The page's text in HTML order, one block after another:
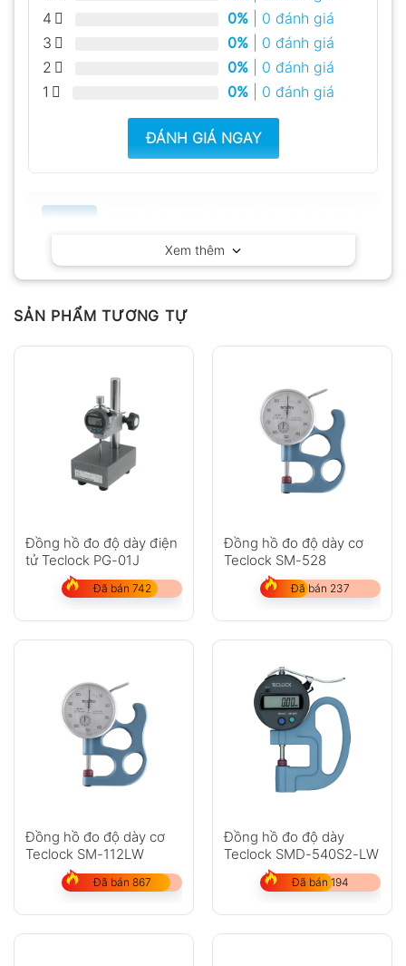
4
0% | 0 đánh giá
3
0% | 0 đánh giá
2
0% | 0 đánh giá
1
0% | 0 đánh giá
ĐÁNH GIÁ NGAY
Có ảnh
Chưa có đánh giá nào.
Anh
Xem thêm
SẢN PHẨM TƯƠNG TỰ
Đồng hồ đo độ dày điện
tử Teclock PG-01J
Đã bán 742
Đồng hồ đo độ dày cơ
Teclock SM-528
Đã bán 237
Đồng hồ đo độ dày cơ
Teclock SM-112LW
Đã bán 867
Đồng hồ đo độ dày
Teclock SMD-540S2-LW
Đã bán 194